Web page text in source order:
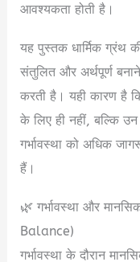
आवश्यकता होती है।
यह पुस्तक धार्मिक ग्रंथ
संतुलित और अर्थपूर्ण बनाने
करती है। यही कारण है
के लिए ही नहीं, बल्कि
गर्भावस्था को अधिक
हैं।
🌿 गर्भावस्था और
Balance)
गर्भावस्था के दौरान